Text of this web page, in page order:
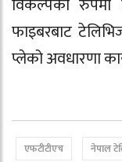
विकल्पको
फाइबरबाट
प्लेको अवधारणा
एफटीटीएच नेपाल